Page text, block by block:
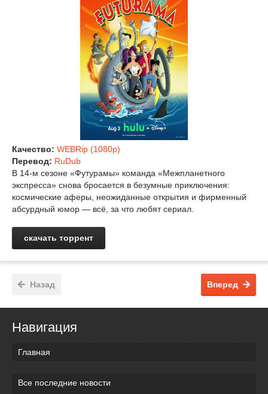
Качество: WEBRip (1080p)
Перевод: RuDub
В 14‑м сезоне «Футурамы» команда «Межпланетного
экспресса» снова бросается в безумные приключения:
космические аферы, неожиданные открытия и фирменный
абсурдный юмор — всё, за что любят сериал.
скачать торрент
Назад Вперед
Навигация
Главная
Все последние новости